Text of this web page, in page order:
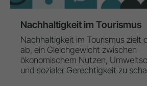
Nachhaltigkeit im Tourismus
Nachhaltigkeit im Tourismus zielt
ab, ein Gleichgewicht zwischen
ökonomischem Nutzen,
und sozialer Gerechtigkeit zu